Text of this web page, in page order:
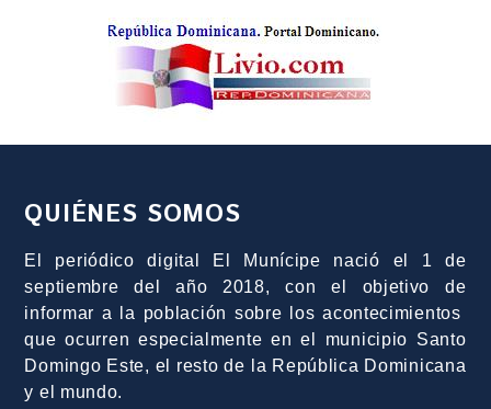
QUIÉNES SOMOS
El periódico digital El Munícipe nació el 1 de
septiembre del año 2018, con el objetivo de
informar a la población sobre los acontecimientos
que ocurren especialmente en el municipio Santo
Domingo Este, el resto de la República Dominicana
y el mundo.